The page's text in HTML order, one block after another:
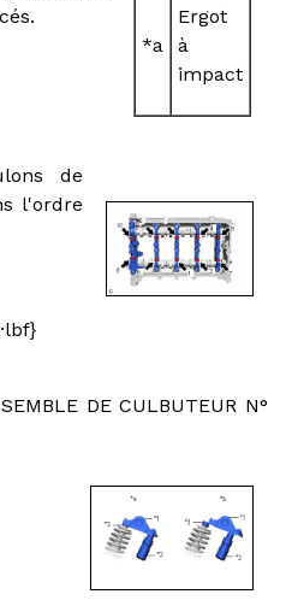
*a
Ergot
à
impact
de
l'ordre
DE CULBUTEUR N°